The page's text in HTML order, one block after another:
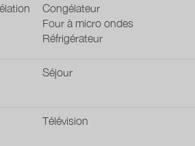
Congélateur
Four à micro ondes
Réfrigérateur
Séjour
Télévision